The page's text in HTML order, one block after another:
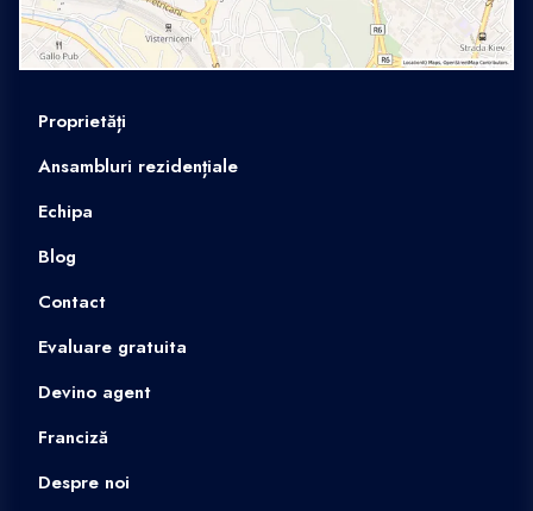
Proprietăți
Ansambluri rezidențiale
Echipa
Blog
Contact
Evaluare gratuita
Devino agent
Franciză
Despre noi